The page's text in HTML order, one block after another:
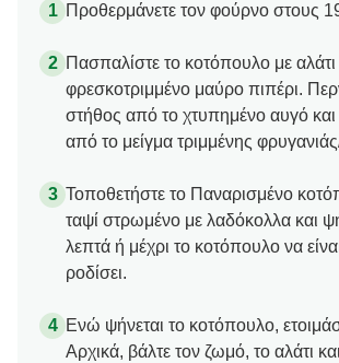
Προθερμάνετε τον φούρνο στους
Πασπαλίστε το κοτόπουλο με αλάτι
φρεσκοτριμμένο μαύρο πιπέρι.
στήθος από το χτυπημένο αυγό και
από το μείγμα τριμμένης
Τοποθετήστε το Παναρισμένο
ταψί στρωμένο με λαδόκολλα και
λεπτά ή μέχρι το κοτόπουλο να
ροδίσει.
Ενώ ψήνεται το κοτόπουλο,
Αρχικά, βάλτε τον ζωμό, το αλάτι